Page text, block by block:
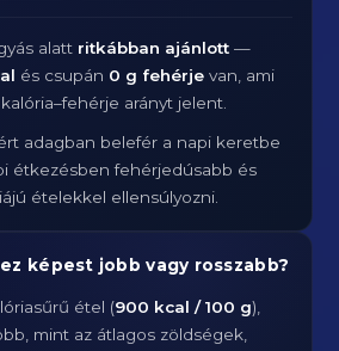
alatt ritkábban ajánlott —
és csupán 0 g fehérje van, ami
arányt jelent.
adagban belefér a napi keretbe
étkezésben fehérjedúsabb és
ételekkel ellensúlyozni.
képest jobb vagy rosszabb?
étel (900 kcal / 100 g),
mint az átlagos zöldségek,